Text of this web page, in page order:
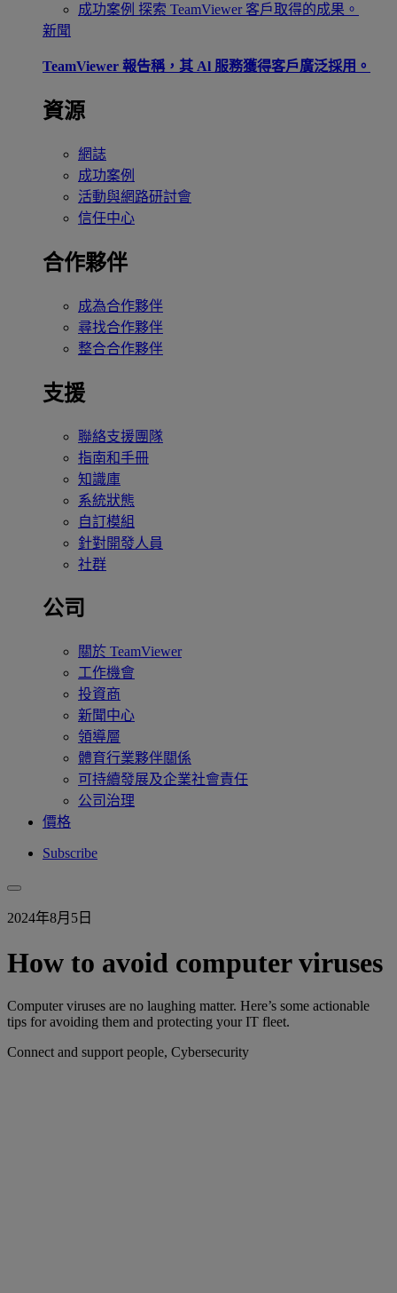
成功案例 探索 TeamViewer 客戶取得的成果。
新聞
TeamViewer 報告稱，其 Al 服務獲得客戶廣泛採用。
資源
網誌
成功案例
活動與網路研討會
信任中心
合作夥伴
成為合作夥伴
尋找合作夥伴
整合合作夥伴
支援
聯絡支援團隊
指南和手冊
知識庫
系統狀態
自訂模組
針對開發人員
社群
公司
關於 TeamViewer
工作機會
投資商
新聞中心
領導層
體育行業夥伴關係
可持續發展及企業社會責任
公司治理
價格
Subscribe
2024年8月5日
How to avoid computer viruses
Computer viruses are no laughing matter. Here’s some actionable
tips for avoiding them and protecting your IT fleet.
Connect and support people, Cybersecurity